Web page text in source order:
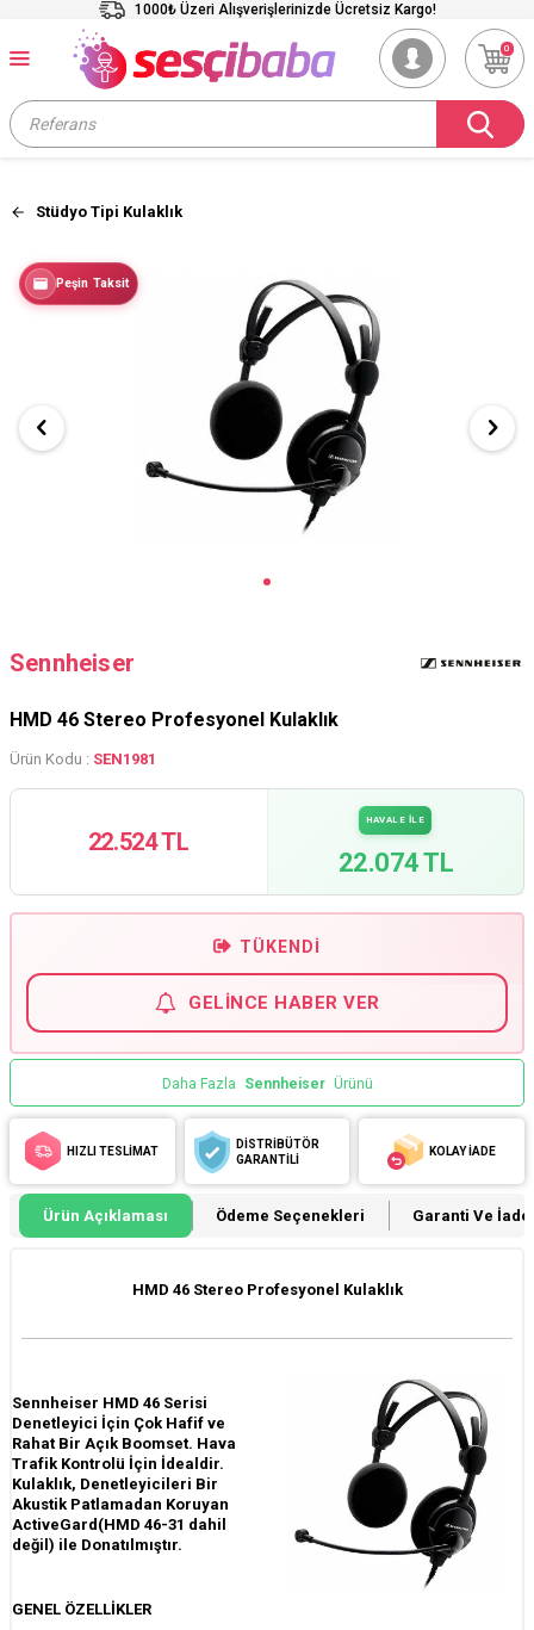
1000₺ Üzeri Alışverişlerinizde Ücretsiz Kargo!
0
Stüdyo Tipi Kulaklık
Peşin Taksit
Sennheiser
HMD 46 Stereo Profesyonel Kulaklık
Ürün Kodu : SEN1981
22.524 TL
HAVALE İLE
22.074 TL
TÜKENDI
GELINCE HABER VER
Daha Fazla Sennheiser Ürünü
HIZLI TESLİMAT
DİSTRİBÜTÖR
GARANTİLİ
KOLAY İADE
Ürün Açıklaması Ödeme Seçenekleri Garanti Ve İade
HMD 46 Stereo Profesyonel Kulaklık
Sennheiser HMD 46 Serisi
Denetleyici İçin Çok Hafif ve
Rahat Bir Açık Boomset. Hava
Trafik Kontrolü İçin İdealdir.
Kulaklık, Denetleyicileri Bir
Akustik Patlamadan Koruyan
ActiveGard(HMD 46-31 dahil
değil) ile Donatılmıştır.
GENEL ÖZELLİKLER